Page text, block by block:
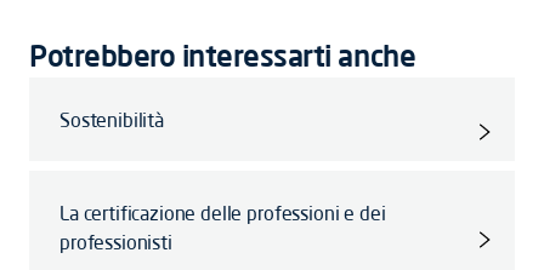
Potrebbero interessarti anche
Sostenibilità
La certificazione delle professioni e dei
professionisti